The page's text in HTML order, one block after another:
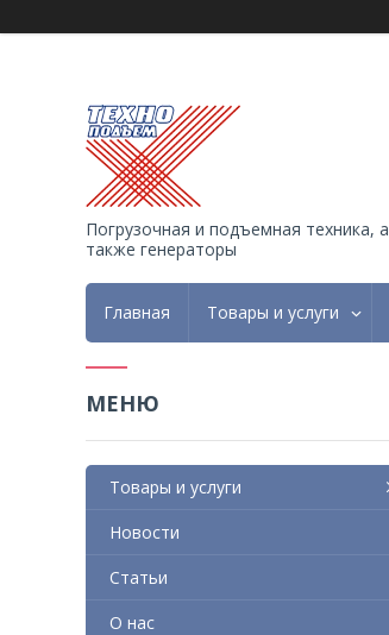
Погрузочная и подъемная техника, а
также генераторы
Главная Товары и услуги
Товары и услуги
Новости
Статьи
О нас